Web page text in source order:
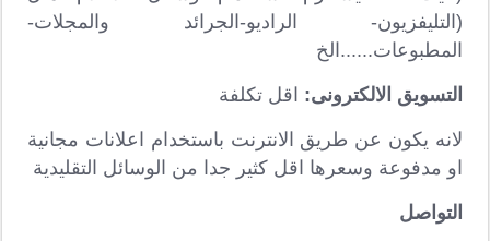
(التليفزيون- الراديو-الجرائد والمجلات-
المطبوعات......الخ
التسويق الالكترونى: اقل تكلفة
لانه يكون عن طريق الانترنت باستخدام اعلانات مجانية
او مدفوعة وسعرها اقل كثير جدا من الوسائل التقليدية
التواصل